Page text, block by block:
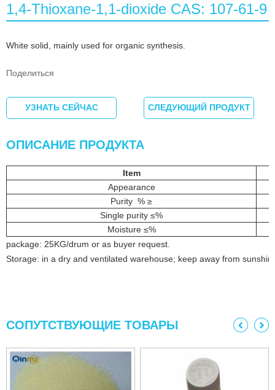
1,4-Thioxane-1,1-dioxide CAS: 107-61-9
White solid, mainly used for organic synthesis.
Поделиться
УЗНАТЬ СЕЙЧАС СЛЕДУЮЩИЙ ПРОДУКТ
ОПИСАНИЕ ПРОДУКТА
Item
Appearance
Purity % ≥
Single purity ≤%
Moisture ≤%
package: 25KG/drum or as buyer request.
Storage: in a dry and ventilated warehouse; keep away from
СОПУТСТВУЮЩИЕ ТОВАРЫ